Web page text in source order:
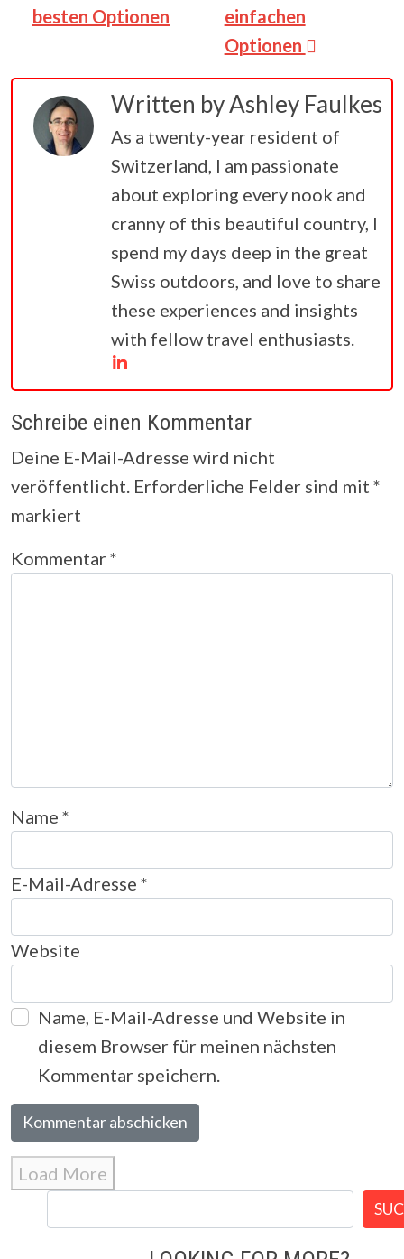
besten Optionen
einfachen
Optionen
Written byAshley Faulkes
As a twenty-year resident of
Switzerland, I am passionate
about exploring every nook and
cranny of this beautiful country, I
spend my days deep in the great
Swiss outdoors, and love to share
these experiences and insights
with fellow travel enthusiasts.
Schreibe einen Kommentar
Deine E-Mail-Adresse wird nicht
veröffentlicht. Erforderliche Felder sind mit *
markiert
Kommentar *
Name *
E-Mail-Adresse *
Website
Name, E-Mail-Adresse und Website in
diesem Browser für meinen nächsten
Kommentar speichern.
Load More